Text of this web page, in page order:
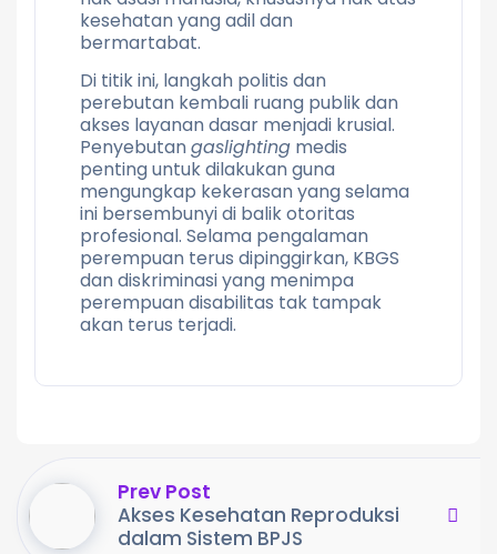
kesehatan yang adil dan
bermartabat.
Di titik ini, langkah politis dan
perebutan kembali ruang publik dan
akses layanan dasar menjadi krusial.
Penyebutangaslighting medis
penting untuk dilakukan guna
mengungkap kekerasan yang selama
ini bersembunyi di balik otoritas
profesional. Selama pengalaman
perempuan terus dipinggirkan, KBGS
dan diskriminasi yang menimpa
perempuan disabilitas tak tampak
akan terus terjadi.
Prev Post
Akses Kesehatan Reproduksi
dalam Sistem BPJS